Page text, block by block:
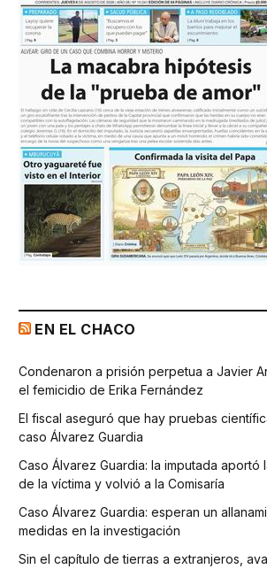
EN EL CHACO
Condenaron a prisión perpetua a Javier
el femicidio de Erika Fernández
El fiscal aseguró que hay pruebas
caso Álvarez Guardia
Caso Álvarez Guardia: la imputada aportó
de la víctima y volvió a la Comisaría
Caso Álvarez Guardia: esperan un
medidas en la investigación
Sin el capítulo de tierras a extranjeros,